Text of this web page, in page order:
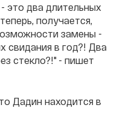
это два длительных
получается,
замены -
свидания в год?! Два
стекло?!" - пишет
Дадин находится в